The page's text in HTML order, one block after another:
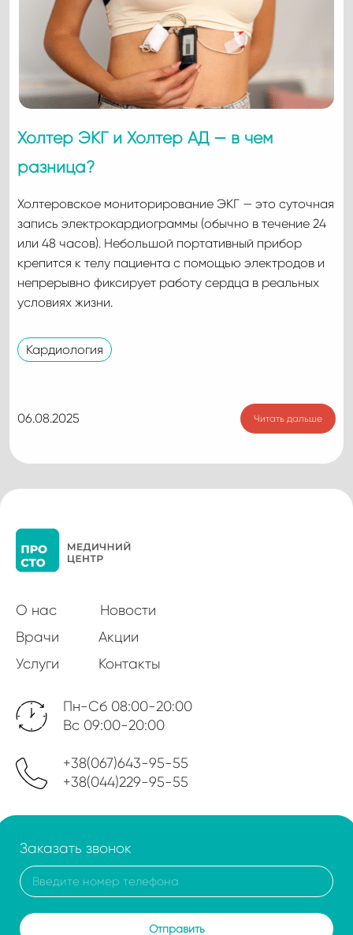
Холтер ЭКГ и Холтер АД — в чем
разница?
Холтеровское мониторирование ЭКГ — это суточная
запись электрокардиограммы (обычно в течение 24
или 48 часов). Небольшой портативный прибор
крепится к телу пациента с помощью электродов и
непрерывно фиксирует работу сердца в реальных
условиях жизни.
Кардиология
06.08.2025 Читать дальше
О нас
Новости
Врачи
Акции
Услуги
Контакты
Пн-Сб 08:00-20:00
Вс 09:00-20:00
+38(067)643-95-55
+38(044)229-95-55
Заказать звонок